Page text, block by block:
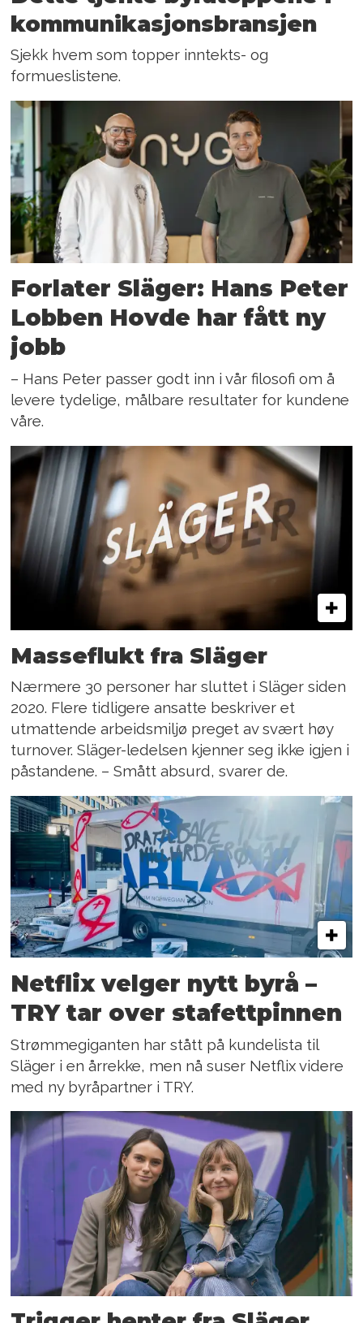
kommunikasjonsbransjen
Sjekk hvem som topper inntekts- og
formueslistene.
Forlater Släger: Hans Peter
Lobben Hovde har fått ny
jobb
– Hans Peter passer godt inn i vår filosofi om å
levere tydelige, målbare resultater for kundene
våre.
Masseflukt fra Släger
Nærmere 30 personer har sluttet i Släger siden
2020. Flere tidligere ansatte beskriver et
utmattende arbeidsmiljø preget av svært høy
turnover. Släger-ledelsen kjenner seg ikke igjen i
påstandene. – Smått absurd, svarer de.
Netflix velger nytt byrå –
TRY tar over stafettpinnen
Strømmegiganten har stått på kundelista til
Släger i en årrekke, men nå suser Netflix videre
med ny byråpartner i TRY.